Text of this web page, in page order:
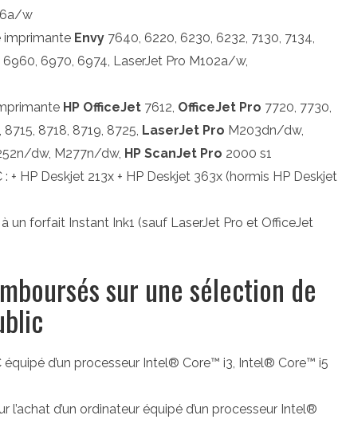
w
imprimante Envy 7640, 6220, 6230, 6232, 7130, 7134,
6970, 6974, LaserJet Pro M102a/w,
HP OfficeJet 7612, OfficeJet Pro 7720, 7730,
8715, 8718, 8719, 8725, LaserJet Pro M203dn/dw,
dw, M277n/dw, HP ScanJet Pro 2000 s1
HP Deskjet 213x + HP Deskjet 363x (hormis HP Deskjet
un forfait Instant Ink1 (sauf LaserJet Pro et OfficeJet
sur une sélection de
équipé d’un processeur Intel® Core™ i3, Intel® Core™ i5
d’un ordinateur équipé d’un processeur Intel®